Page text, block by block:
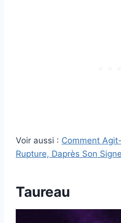
Voir aussi : Comment
Rupture, Daprès Son
Taureau